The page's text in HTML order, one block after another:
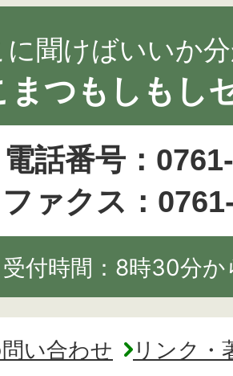
に聞けばいいか
まつもしもし
電話番号：
ファクス：
受付時間：8時30分
い合わせ
リンク・